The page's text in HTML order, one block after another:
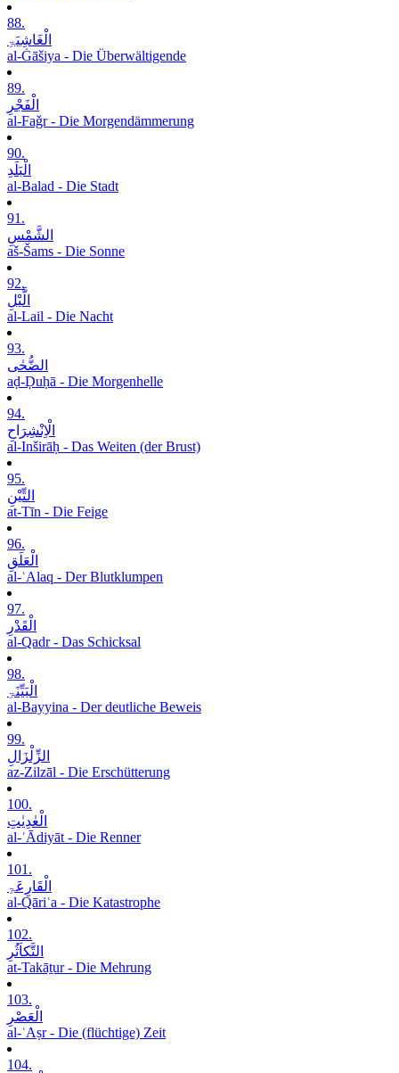
88.
الْغَاشِیَۃِ
al-Ġāšiya - Die Überwältigende
89.
الْفَجْرِ
al-Faǧr - Die Morgendämmerung
90.
الْبَلَدِ
al-Balad - Die Stadt
91.
الشَّمْسِ
aš-Šams - Die Sonne
92.
الَّیْلِ
al-Lail - Die Nacht
93.
الضُّحٰی
aḍ-Ḍuḥā - Die Morgenhelle
94.
الْاِنْشِرَاحِ
al-Inširāḥ - Das Weiten (der Brust)
95.
التِّیْنِ
at-Tīn - Die Feige
96.
الْعَلَقِ
al-ʿAlaq - Der Blutklumpen
97.
الْقَدْرِ
al-Qadr - Das Schicksal
98.
الْبَیِّنَۃِ
al-Bayyina - Der deutliche Beweis
99.
الزِّلْزَالِ
az-Zilzāl - Die Erschütterung
100.
الْعٰدِیٰتِ
al-ʿĀdiyāt - Die Renner
101.
الْقَارِعَۃِ
al-Qāriʿa - Die Katastrophe
102.
التَّکاَثُرِ
at-Takāṯur - Die Mehrung
103.
الْعَصْرِ
al-ʿAṣr - Die (flüchtige) Zeit
104.